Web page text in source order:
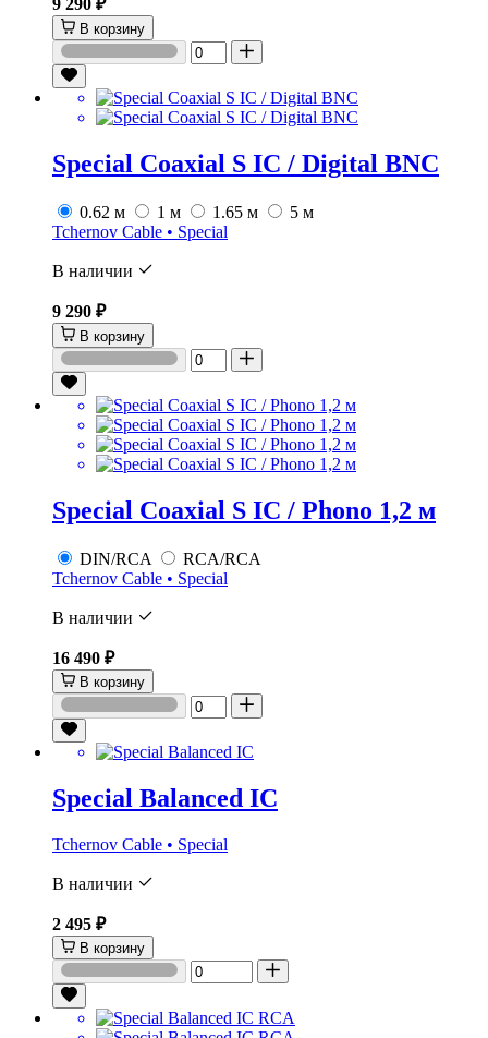
9 290 ₽
В корзину
Special Coaxial S IC / Digital BNC
0.62 м 1 м 1.65 м
5 м
Tchernov Cable • Special
В наличии
9 290 ₽
В корзину
Special Coaxial S IC / Phono 1,2 м
DIN/RCA
RCA/RCA
Tchernov Cable • Special
В наличии
16 490 ₽
В корзину
Special Balanced IC
Tchernov Cable • Special
В наличии
2 495 ₽
В корзину